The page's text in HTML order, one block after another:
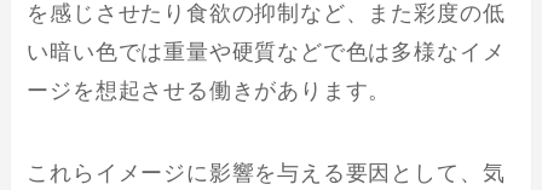
を感じさせたり食欲の抑制など、また彩度の低
い暗い色では重量や硬質などで色は多様なイメ
ージを想起させる働きがあります。
これらイメージに影響を与える要因として、気